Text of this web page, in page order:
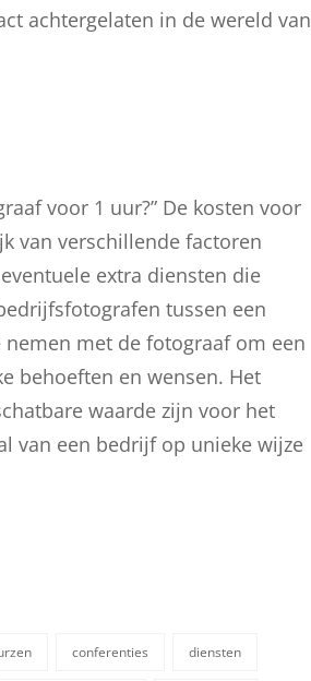
achtergelaten in de wereld van
voor 1 uur?” De kosten voor
van verschillende factoren
extra diensten die
tussen een
met de fotograaf om een
behoeften en wensen. Het
waarde zijn voor het
van een bedrijf op unieke wijze
conferenties diensten